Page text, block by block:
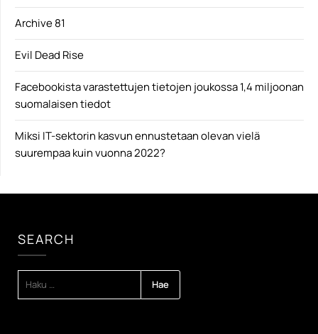
Archive 81
Evil Dead Rise
Facebookista varastettujen tietojen joukossa 1,4 miljoonan
suomalaisen tiedot
Miksi IT-sektorin kasvun ennustetaan olevan vielä
suurempaa kuin vuonna 2022?
SEARCH